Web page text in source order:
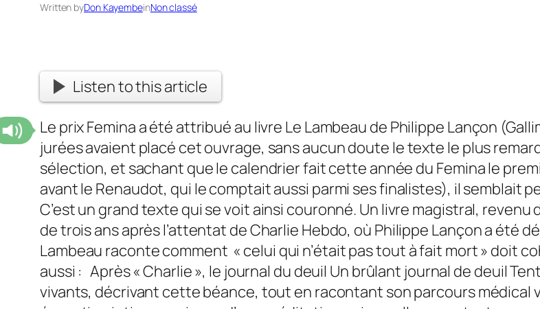
Written byDon KayembeinNon classé
Listen to this article
Le prix Femina a été attribué au livre Le Lambeau de Philippe Lançon
jurées avaient placé cet ouvrage, sans aucun doute le texte le plus
sélection, et sachant que le calendrier fait cette année du Femina le
avant le Renaudot, qui le comptait aussi parmi ses finalistes), il semblait
C’est un grand texte qui se voit ainsi couronné. Un livre magistral,
de trois ans après l’attentat de Charlie Hebdo, où Philippe Lançon a été
Lambeau raconte comment ­ « celui qui n’était pas tout à fait mort » doit
aussi : Après « Charlie », le journal du deuil Un brûlant journal de deuil
vivants, décrivant cette béance, tout en racontant son parcours médical